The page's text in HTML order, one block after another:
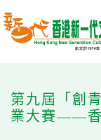
第九屆「創
業大賽——香